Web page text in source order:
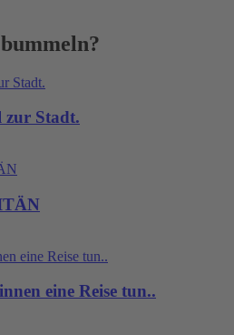
zur Stadt.
eine Reise tun..